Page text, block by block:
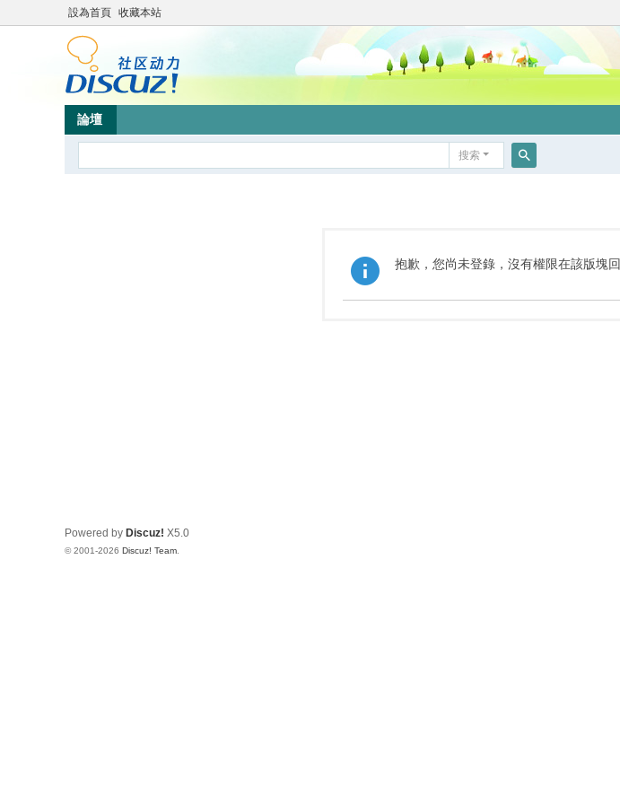
設為首頁 收藏本站
論壇
搜索
抱歉，您尚未登錄，沒有權限在該版塊
Powered by Discuz! X5.0
© 2001-2026 Discuz! Team